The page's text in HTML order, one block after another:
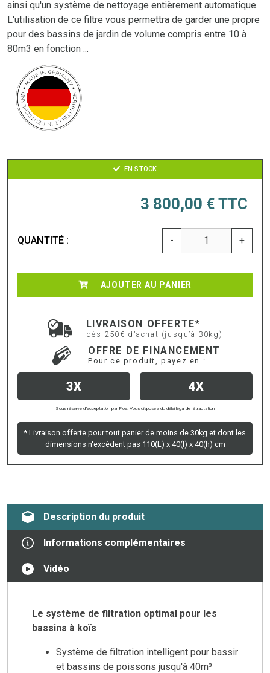
ainsi qu'un système de nettoyage entièrement automatique.
L'utilisation de ce filtre vous permettra de garder une propre
pour des bassins de jardin de volume compris entre 10 à
80m3 en fonction ...
EN STOCK
3 800,00 € TTC
QUANTITÉ : - +
AJOUTER AU PANIER
LIVRAISON OFFERTE*
dès 250€ d'achat (jusqu’à 30kg)
OFFRE DE FINANCEMENT
Pour ce produit, payez en :
3X 4X
Sous réserve d’acceptation par Floa. Vous disposez du délai légal de rétractation
* Livraison offerte pour tout panier de moins de 30kg et dont les
dimensions n'excédent pas 110(L) x 40(l) x 40(h) cm
Description du produit
Informations complémentaires
Vidéo
Le système de filtration optimal pour les
bassins à koïs
Système de filtration intelligent pour bassins
et bassins de poissons jusqu'à 40m³